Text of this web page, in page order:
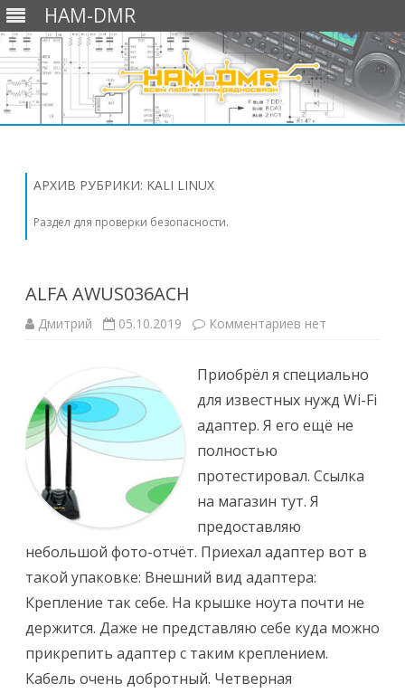
HAM-DMR
АРХИВ РУБРИКИ: KALI LINUX
Раздел для проверки безопасности.
ALFA AWUS036ACH
Дмитрий 05.10.2019 Комментариев кнет
Приобрёл я специально
для известных нужд Wi-Fi
адаптер. Я его ещё не
полностью
протестировал. Ссылка
на магазин тут. Я
предоставляю
небольшой фото-отчёт. Приехал адаптер вот в
такой упаковке: Внешний вид адаптера:
Крепление так себе. На крышке ноута почти не
держится. Даже не представляю себе куда можно
прикрепить адаптер с таким креплением.
Кабель очень добротный. Четверная